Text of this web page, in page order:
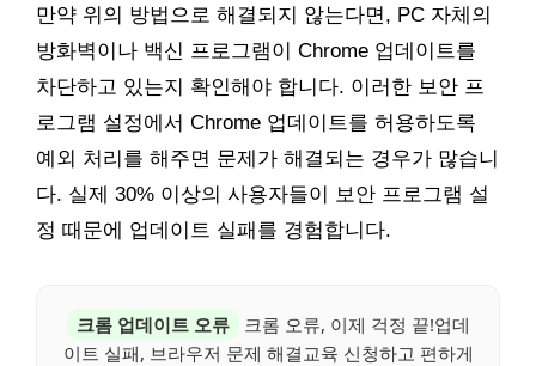
만약 위의 방법으로 해결되지 않는다면, PC 자체의
방화벽이나 백신 프로그램이 Chrome 업데이트를
차단하고 있는지 확인해야 합니다. 이러한 보안 프
로그램 설정에서 Chrome 업데이트를 허용하도록
예외 처리를 해주면 문제가 해결되는 경우가 많습니
다. 실제 30% 이상의 사용자들이 보안 프로그램 설
정 때문에 업데이트 실패를 경험합니다.
크롬 업데이트 오류
크롬 오류, 이제 걱정 끝!업데
이트 실패, 브라우저 문제 해결교육 신청하고 편하게